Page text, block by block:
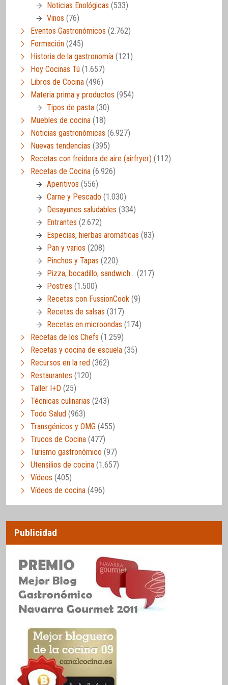
Noticias Enológicas (533)
Vinos (76)
Eventos Gastronómicos (2.762)
Formación (245)
Historia de la gastronomía (121)
Hoy Cocinas Tú (1.657)
Libros de Cocina (496)
Materia prima y productos (954)
Tipos de pasta (30)
Muebles de cocina (18)
Noticias gastronómicas (6.927)
Nuevas tendencias (395)
Recetas con freidora de aire (airfryer) (112)
Recetas de Cocina (6.926)
Aperitivos (556)
Carne y Pescado (1.030)
Desayunos saludables (334)
Entrantes (2.672)
Especias, hierbas aromáticas (83)
Pan y varios (208)
Pinchos y Tapas (220)
Pizza, bocadillo, sandwich… (217)
Postres (1.500)
Recetas con FussionCook (9)
Recetas de salsas (317)
Recetas en microondas (174)
Recetas de los Chefs (1.259)
Recetas y cocina de escuela (35)
Recursos en la red (362)
Restaurantes (120)
Taller I+D (25)
Técnicas culinarias (243)
Todo Salud (963)
Transgénicos y OMG (455)
Trucos de Cocina (477)
Turismo gastronómico (97)
Utensilios de cocina (1.657)
Vídeos (405)
Vídeos de cocina (496)
Publicidad